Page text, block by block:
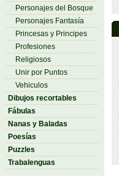
Personajes del Bosque
Personajes Fantasía
Princesas y Principes
Profesiones
Religiosos
Unir por Puntos
Vehiculos
Dibujos recortables
Fábulas
Nanas y Baladas
Poesías
Puzzles
Trabalenguas